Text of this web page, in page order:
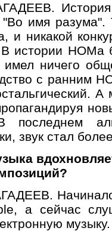
имя разума".
и никакой
истории НОМа
имел ничего
с ранним
последнем
звук стал
а сейчас
музыку.